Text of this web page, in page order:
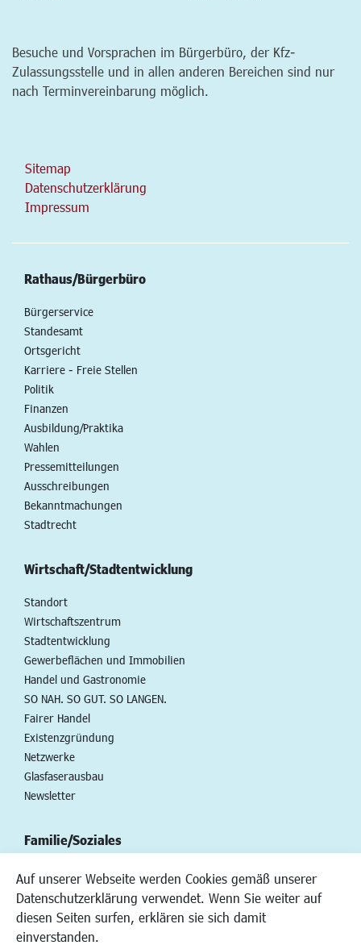
Auf unserer Webseite werden Cookies gemäß unserer
Datenschutzerklärung verwendet. Wenn Sie weiter auf
diesen Seiten surfen, erklären sie sich damit
einverstanden.
Besuche und Vorsprachen im Bürgerbüro, der Kfz-
Zulassungsstelle und in allen anderen Bereichen sind nur
nach Terminvereinbarung möglich.
Sitemap
Datenschutzerklärung
Impressum
Rathaus/Bürgerbüro
Bürgerservice
Standesamt
Ortsgericht
Karriere - Freie Stellen
Politik
Finanzen
Ausbildung/Praktika
Wahlen
Pressemitteilungen
Ausschreibungen
Bekanntmachungen
Stadtrecht
Wirtschaft/Stadtentwicklung
Standort
Wirtschaftszentrum
Stadtentwicklung
Gewerbeflächen und Immobilien
Handel und Gastronomie
SO NAH. SO GUT. SO LANGEN.
Fairer Handel
Existenzgründung
Netzwerke
Glasfaserausbau
Newsletter
Familie/Soziales
Kinderbetreuung
Kinder und Jugend
Institutionen für Familien
Frauen